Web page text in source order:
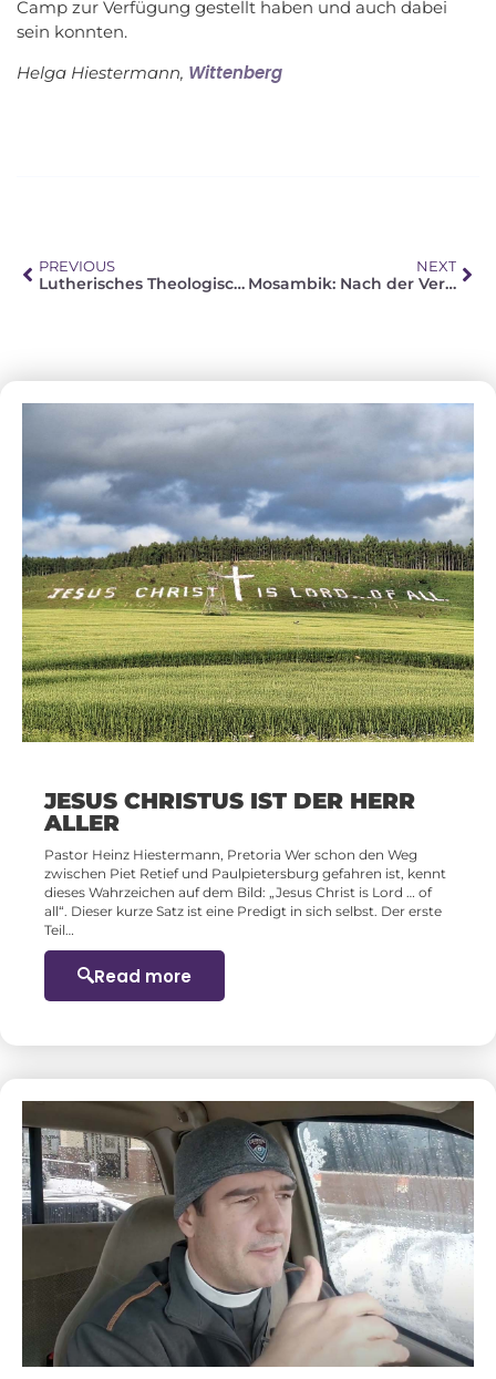
Camp zur Verfügung gestellt haben und auch dabei
sein konnten.
Helga Hiestermann, Wittenberg
PREVIOUS
Lutherisches Theologisches Seminar in Tshwane
NEXT
Mosambik: Nach der Verzweiflung, Hoffnung!
JESUS CHRISTUS IST DER HERR
ALLER
Pastor Heinz Hiestermann, Pretoria Wer schon den Weg
zwischen Piet Retief und Paulpietersburg gefahren ist, kennt
dieses Wahrzeichen auf dem Bild: „Jesus Christ is Lord … of
all“. Dieser kurze Satz ist eine Predigt in sich selbst. Der erste
Teil…
Read more